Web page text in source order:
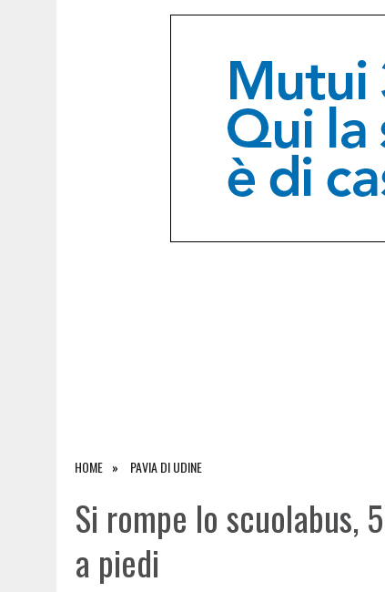
CALDO RECORD IN FRIULI: 41 GRADI NEL
SAPPADA CELEBRA SANT’OSVALDO: TRE
HOME PAVIA DI UDINE
Si rompe lo scuolabus,
a piedi